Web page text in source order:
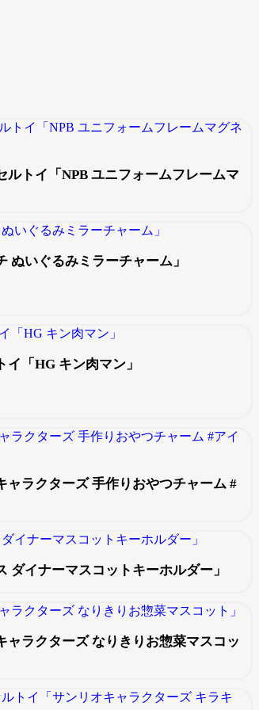
トイ「NPB ユニフォームフレームマ
ぬいぐるみミラーチャーム」
「HG キン肉マン」
ラクターズ 手作りおやつチャーム #
イナーマスコットキーホルダー」
ラクターズ なりきりお惣菜マスコッ